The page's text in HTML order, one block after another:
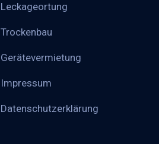
Leckageortung
Trockenbau
Gerätevermietung
Impressum
Datenschutzerklärung